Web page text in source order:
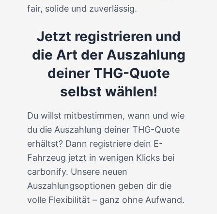
fair, solide und zuverlässig.
Jetzt registrieren und
die Art der Auszahlung
deiner THG-Quote
selbst wählen!
Du willst mitbestimmen, wann und wie
du die Auszahlung deiner THG-Quote
erhältst? Dann registriere dein E-
Fahrzeug jetzt in wenigen Klicks bei
carbonify. Unsere neuen
Auszahlungsoptionen geben dir die
volle Flexibilität – ganz ohne Aufwand.